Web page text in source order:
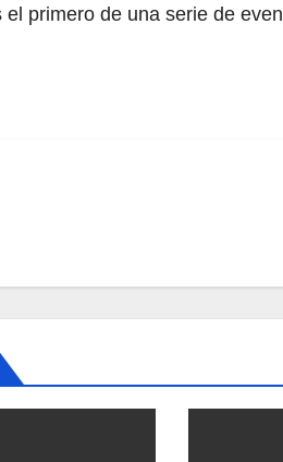
el primero de una serie de